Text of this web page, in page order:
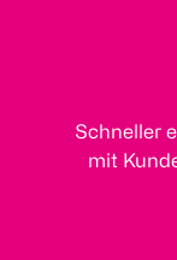
Schneller
mit